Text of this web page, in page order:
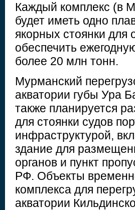
Каждый комплекс (в
будет иметь одно
якорных стоянки для
обеспечить
более 20 млн тонн.
Мурманский
акватории губы Ура
также планируется
для стоянки судов
инфраструктурой,
здание для
органов и пункт
РФ. Объекты
комплекса для
акватории